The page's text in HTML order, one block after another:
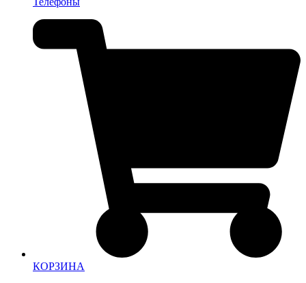
КОРЗИНА